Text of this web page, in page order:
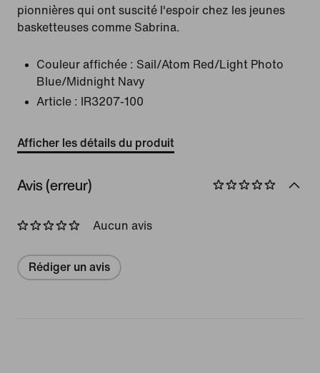
pionnières qui ont suscité l'espoir chez les jeunes
basketteuses comme Sabrina.
Couleur affichée : Sail/Atom Red/Light Photo
Blue/Midnight Navy
Article :
IR3207-100
Afficher les détails du produit
Avis (erreur)
Aucun avis
Rédiger un avis